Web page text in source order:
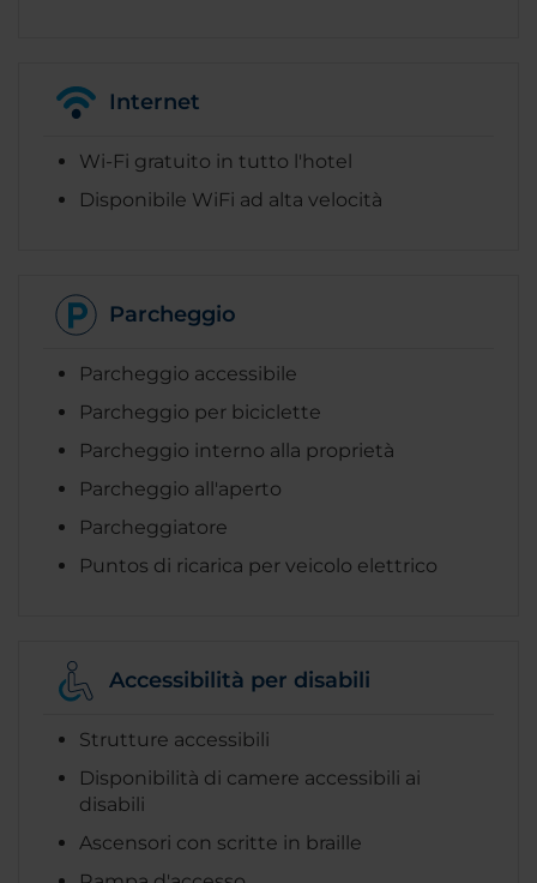
Internet
Wi-Fi gratuito in tutto l'hotel
Disponibile WiFi ad alta velocità
Parcheggio
Parcheggio accessibile
Parcheggio per biciclette
Parcheggio interno alla proprietà
Parcheggio all'aperto
Parcheggiatore
Puntos di ricarica per veicolo elettrico
Accessibilità per disabili
Strutture accessibili
Disponibilità di camere accessibili ai
disabili
Ascensori con scritte in braille